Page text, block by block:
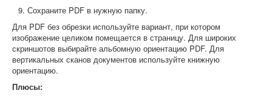
Сохраните PDF в нужную папку.
Для PDF без обрезки используйте вариант, при котором
изображение целиком помещается в страницу. Для широких
скриншотов выбирайте альбомную ориентацию PDF. Для
вертикальных сканов документов используйте книжную
ориентацию.
Плюсы: